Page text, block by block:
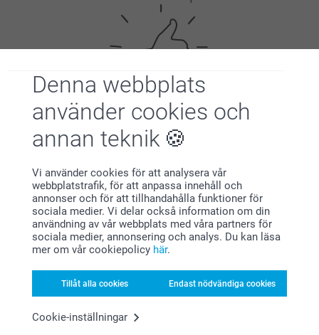
Denna webbplats
använder cookies och
annan teknik
Vi använder cookies för att analysera vår
webbplatstrafik, för att anpassa innehåll och
annonser och för att tillhandahålla funktioner för
sociala medier. Vi delar också information om din
användning av vår webbplats med våra partners för
sociala medier, annonsering och analys. Du kan läsa
mer om vår cookiepolicy här.
Tillåt alla cookies Endast nödvändiga cookies
Cookie-inställningar
Nöjd kundgaranti
Bonus på alla dina köp